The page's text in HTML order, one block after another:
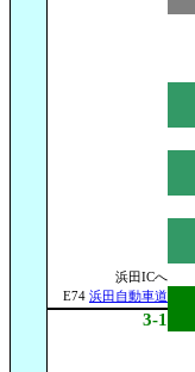
浜田ICへ
E74 浜田自動車道
3-1